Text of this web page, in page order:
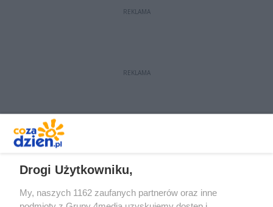
REKLAMA
REKLAMA
Drogi Użytkowniku,
My, naszych 1162 zaufanych partnerów oraz inne